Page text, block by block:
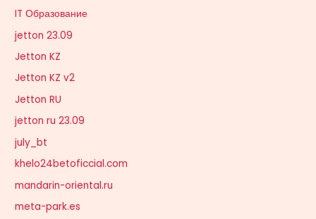
IT Образование
jetton 23.09
Jetton KZ
Jetton KZ v2
Jetton RU
jetton ru 23.09
july_bt
khelo24betoficcial.com
mandarin-oriental.ru
meta-park.es